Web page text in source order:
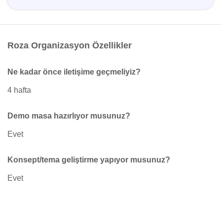
Roza Organizasyon Özellikler
Ne kadar önce iletişime geçmeliyiz?
4 hafta
Demo masa hazırlıyor musunuz?
Evet
Konsept/tema geliştirme yapıyor musunuz?
Evet